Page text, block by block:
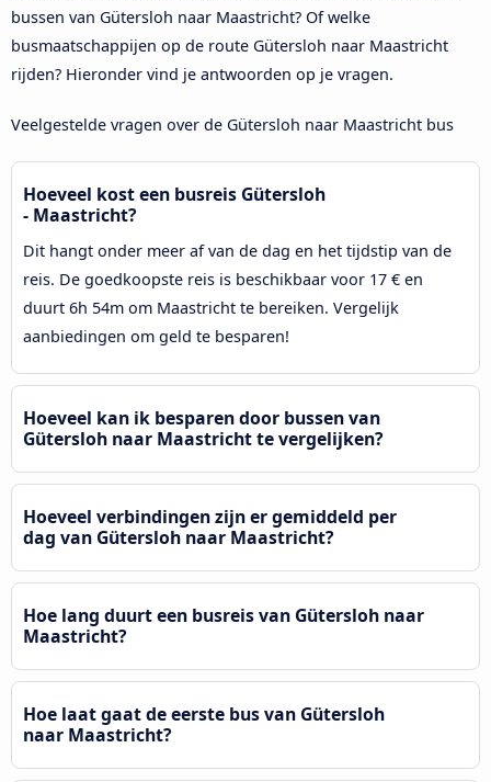
bussen van Gütersloh naar Maastricht? Of welke
busmaatschappijen op de route Gütersloh naar Maastricht
rijden? Hieronder vind je antwoorden op je vragen.
Veelgestelde vragen over de Gütersloh naar Maastricht bus
Hoeveel kost een busreis Gütersloh
- Maastricht?
Dit hangt onder meer af van de dag en het tijdstip van de
reis. De goedkoopste reis is beschikbaar voor 17 € en
duurt 6h 54m om Maastricht te bereiken. Vergelijk
aanbiedingen om geld te besparen!
Hoeveel kan ik besparen door bussen van
Gütersloh naar Maastricht te vergelijken?
Hoeveel verbindingen zijn er gemiddeld per
dag van Gütersloh naar Maastricht?
Hoe lang duurt een busreis van Gütersloh naar
Maastricht?
Hoe laat gaat de eerste bus van Gütersloh
naar Maastricht?